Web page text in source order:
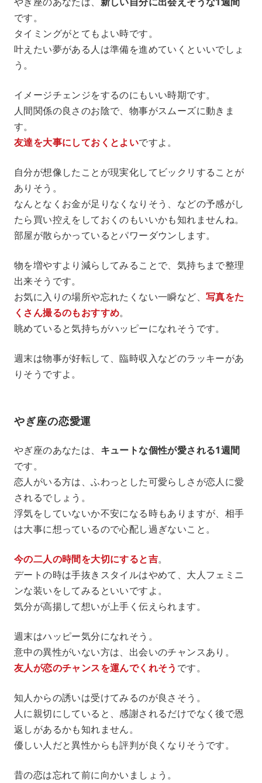
です。
タイミングがとてもよい時です。
叶えたい夢がある人は準備を進めていくといいでしょ
う。
イメージチェンジをするのにもいい時期です。
人間関係の良さのお陰で、物事がスムーズに動きま
す。
友達を大事にしておくとよいですよ。
自分が想像したことが現実化してビックリすることが
ありそう。
なんとなくお金が足りなくなりそう、などの予感がし
たら買い控えをしておくのもいいかも知れませんね。
部屋が散らかっているとパワーダウンします。
物を増やすより減らしてみることで、気持ちまで整理
出来そうです。
お気に入りの場所や忘れたくない一瞬など、 写真をた
くさん撮るのもおすすめ。
眺めていると気持ちがハッピーになれそうです。
週末は物事が好転して、臨時収入などのラッキーがあ
りそうですよ。
やぎ座の恋愛運
やぎ座のあなたは、 キュートな個性が愛される1週間
です。
恋人がいる方は、ふわっとした可愛らしさが恋人に愛
されるでしょう。
浮気をしていないか不安になる時もありますが、相手
は大事に想っているので心配し過ぎないこと。
今の二人の時間を大切にすると吉。
デートの時は手抜きスタイルはやめて、大人フェミニ
ンな装いをしてみるといいですよ。
気分が高揚して想いが上手く伝えられます。
週末はハッピー気分になれそう。
意中の異性がいない方は、出会いのチャンスあり。
友人が恋のチャンスを運んでくれそう です。
知人からの誘いは受けてみるのが良さそう。
人に親切にしていると、感謝されるだけでなく後で恩
返しがあるかも知れません。
優しい人だと異性からも評判が良くなりそうです。
昔の恋は忘れて前に向かいましょう。